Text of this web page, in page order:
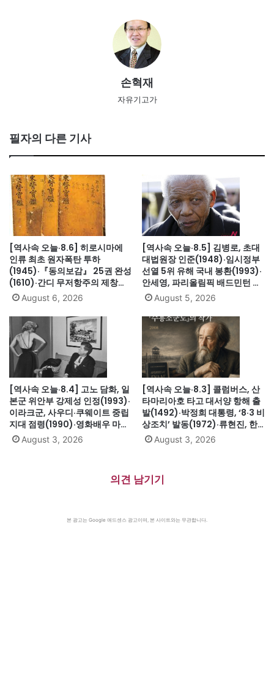
손혁재
자유기고가
필자의 다른 기사
[역사속 오늘·8.6] 히로시마에
인류 최초 원자폭탄 투하
(1945)·『동의보감』 25권 완성
(1610)·간디 무저항주의 제창
(1931)·대전엑스포 개막(1993)·
자메이카, 영국에서 독립(1962)
August 6, 2026
[역사속 오늘·8.5] 김병로, 초대
대법원장 인준(1948)·임시정부
선열 5위 유해 국내 봉환(1993)·
안세영, 파리올림픽 배드민턴 여
자단식 금메달(2024)·하시나 방
글라데시 총리 인도 망명
(2024)·미·영·소, 부분적 핵실험
금지조약 조인(1963)·넬슨 만델
라 체포, 27년 옥고의 시작
(1962)
August 5, 2026
[역사속 오늘·8.4] 고노 담화, 일
본군 위안부 강제성 인정(1993)·
이라크군, 사우디·쿠웨이트 중립
지대 점령(1990)·영화배우 마릴
린 먼로 의문의 죽음(1962)
August 3, 2026
[역사속 오늘·8.3] 콜럼버스, 산
타마리아호 타고 대서양 항해 출
발(1492)·박정희 대통령, ‘8·3 비
상조치’ 발동(1972)·류현진, 한
국인 메이저리그 신인 첫 10승
(2013)·핵잠수함 노틸러스호, 잠
친 별세(2008)
August 3, 2026
의견 남기기
본 광고는 Google 애드센스 광고이며, 본 사이트와는 무관합니다.